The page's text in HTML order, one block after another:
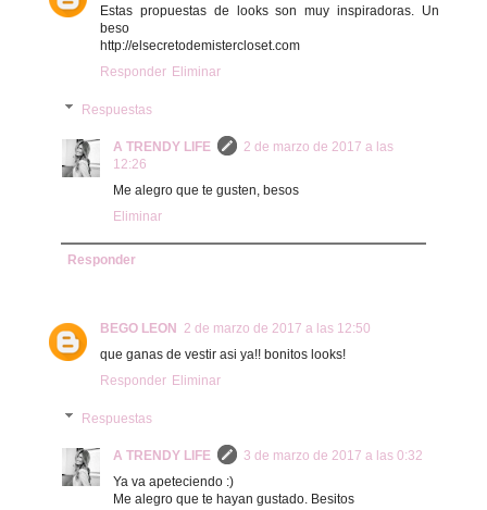
Estas propuestas de looks son muy inspiradoras. Un
beso
http://elsecretodemistercloset.com
Responder Eliminar
Respuestas
A TRENDY LIFE
2 de marzo de 2017 a las
12:26
Me alegro que te gusten, besos
Eliminar
Responder
BEGO LEON 2 de marzo de 2017 a las 12:50
que ganas de vestir asi ya!! bonitos looks!
Responder Eliminar
Respuestas
A TRENDY LIFE
3 de marzo de 2017 a las 0:32
Ya va apeteciendo :)
Me alegro que te hayan gustado. Besitos